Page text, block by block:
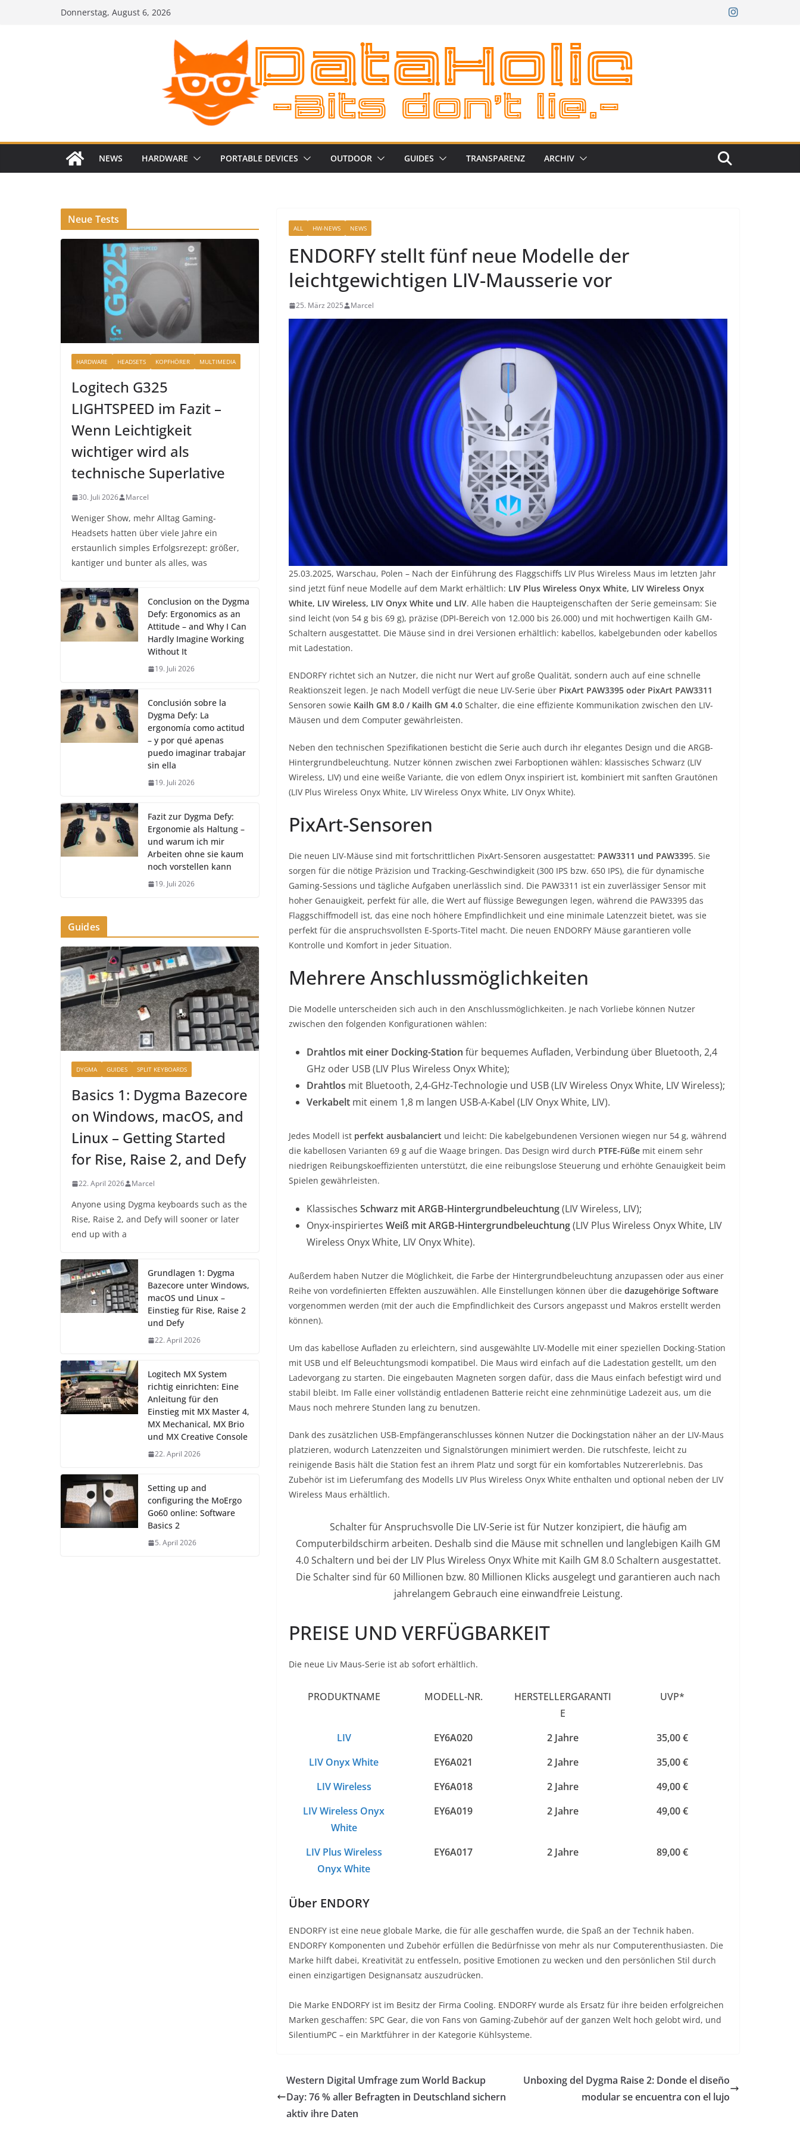
Donnerstag, August 6, 2026
NEWS HARDWARE PORTABLE DEVICES OUTDOOR GUIDES TRANSPARENZ ARCHIV
ALL HW-NEWS NEWS
ENDORFY stellt fünf neue Modelle der
leichtgewichtigen LIV-Mausserie vor
25. März 2025 Marcel
25.03.2025, Warschau, Polen – Nach der Einführung des Flaggschiffs LIV Plus Wireless Maus im letzten Jahr
sind jetzt fünf neue Modelle auf dem Markt erhältlich: LIV Plus Wireless Onyx White, LIV Wireless Onyx
White, LIV Wireless, LIV Onyx White und LIV. Alle haben die Haupteigenschaften der Serie gemeinsam: Sie
sind leicht (von 54 g bis 69 g), präzise (DPI-Bereich von 12.000 bis 26.000) und mit hochwertigen Kailh GM-
Schaltern ausgestattet. Die Mäuse sind in drei Versionen erhältlich: kabellos, kabelgebunden oder kabellos
mit Ladestation.
ENDORFY richtet sich an Nutzer, die nicht nur Wert auf große Qualität, sondern auch auf eine schnelle
Reaktionszeit legen. Je nach Modell verfügt die neue LIV-Serie über PixArt PAW3395 oder PixArt PAW3311
Sensoren sowie Kailh GM 8.0 / Kailh GM 4.0 Schalter, die eine effiziente Kommunikation zwischen den LIV-
Mäusen und dem Computer gewährleisten.
Neben den technischen Spezifikationen besticht die Serie auch durch ihr elegantes Design und die ARGB-
Hintergrundbeleuchtung. Nutzer können zwischen zwei Farboptionen wählen: klassisches Schwarz (LIV
Wireless, LIV) und eine weiße Variante, die von edlem Onyx inspiriert ist, kombiniert mit sanften Grautönen
(LIV Plus Wireless Onyx White, LIV Wireless Onyx White, LIV Onyx White).
PixArt-Sensoren
Die neuen LIV-Mäuse sind mit fortschrittlichen PixArt-Sensoren ausgestattet: PAW3311 und PAW3395. Sie
sorgen für die nötige Präzision und Tracking-Geschwindigkeit (300 IPS bzw. 650 IPS), die für dynamische
Gaming-Sessions und tägliche Aufgaben unerlässlich sind. Die PAW3311 ist ein zuverlässiger Sensor mit
hoher Genauigkeit, perfekt für alle, die Wert auf flüssige Bewegungen legen, während die PAW3395 das
Flaggschiffmodell ist, das eine noch höhere Empfindlichkeit und eine minimale Latenzzeit bietet, was sie
perfekt für die anspruchsvollsten E-Sports-Titel macht. Die neuen ENDORFY Mäuse garantieren volle
Kontrolle und Komfort in jeder Situation.
Mehrere Anschlussmöglichkeiten
Die Modelle unterscheiden sich auch in den Anschlussmöglichkeiten. Je nach Vorliebe können Nutzer
zwischen den folgenden Konfigurationen wählen:
Drahtlos mit einer Docking-Station für bequemes Aufladen, Verbindung über Bluetooth, 2,4
GHz oder USB (LIV Plus Wireless Onyx White);
Drahtlos mit Bluetooth, 2,4-GHz-Technologie und USB (LIV Wireless Onyx White, LIV Wireless);
Verkabelt mit einem 1,8 m langen USB-A-Kabel (LIV Onyx White, LIV).
Jedes Modell ist perfekt ausbalanciert und leicht: Die kabelgebundenen Versionen wiegen nur 54 g, während
die kabellosen Varianten 69 g auf die Waage bringen. Das Design wird durch PTFE-Füße mit einem sehr
niedrigen Reibungskoeffizienten unterstützt, die eine reibungslose Steuerung und erhöhte Genauigkeit beim
Spielen gewährleisten.
Klassisches Schwarz mit ARGB-Hintergrundbeleuchtung(LIV Wireless, LIV);
Onyx-inspiriertes Weiß mit ARGB-Hintergrundbeleuchtung(LIV Plus Wireless Onyx White, LIV
Wireless Onyx White, LIV Onyx White).
Außerdem haben Nutzer die Möglichkeit, die Farbe der Hintergrundbeleuchtung anzupassen oder aus einer
Reihe von vordefinierten Effekten auszuwählen. Alle Einstellungen können über die dazugehörige Software
vorgenommen werden (mit der auch die Empfindlichkeit des Cursors angepasst und Makros erstellt werden
können).
Um das kabellose Aufladen zu erleichtern, sind ausgewählte LIV-Modelle mit einer speziellen Docking-Station
mit USB und elf Beleuchtungsmodi kompatibel. Die Maus wird einfach auf die Ladestation gestellt, um den
Ladevorgang zu starten. Die eingebauten Magneten sorgen dafür, dass die Maus einfach befestigt wird und
stabil bleibt. Im Falle einer vollständig entladenen Batterie reicht eine zehnminütige Ladezeit aus, um die
Maus noch mehrere Stunden lang zu benutzen.
Dank des zusätzlichen USB-Empfängeranschlusses können Nutzer die Dockingstation näher an der LIV-Maus
platzieren, wodurch Latenzzeiten und Signalstörungen minimiert werden. Die rutschfeste, leicht zu
reinigende Basis hält die Station fest an ihrem Platz und sorgt für ein komfortables Nutzererlebnis. Das
Zubehör ist im Lieferumfang des Modells LIV Plus Wireless Onyx White enthalten und optional neben der LIV
Wireless Maus erhältlich.
Schalter für Anspruchsvolle Die LIV-Serie ist für Nutzer konzipiert, die häufig am
Computerbildschirm arbeiten. Deshalb sind die Mäuse mit schnellen und langlebigen Kailh GM
4.0 Schaltern und bei der LIV Plus Wireless Onyx White mit Kailh GM 8.0 Schaltern ausgestattet.
Die Schalter sind für 60 Millionen bzw. 80 Millionen Klicks ausgelegt und garantieren auch nach
jahrelangem Gebrauch eine einwandfreie Leistung.
PREISE UND VERFÜGBARKEIT
Die neue Liv Maus-Serie ist ab sofort erhältlich.
PRODUKTNAME MODELL-NR.
HERSTELLERGARANTI
E
UVP*
LIV EY6A020 2 Jahre
35,00 €
LIV Onyx White
EY6A021 2 Jahre
35,00 €
LIV Wireless
EY6A018 2 Jahre
49,00 €
LIV Wireless Onyx
White
EY6A019 2 Jahre 49,00 €
LIV Plus Wireless
Onyx White
EY6A017 2 Jahre 89,00 €
Über ENDORY
ENDORFY ist eine neue globale Marke, die für alle geschaffen wurde, die Spaß an der Technik haben.
ENDORFY Komponenten und Zubehör erfüllen die Bedürfnisse von mehr als nur Computerenthusiasten. Die
Marke hilft dabei, Kreativität zu entfesseln, positive Emotionen zu wecken und den persönlichen Stil durch
einen einzigartigen Designansatz auszudrücken.
Die Marke ENDORFY ist im Besitz der Firma Cooling. ENDORFY wurde als Ersatz für ihre beiden erfolgreichen
Marken geschaffen: SPC Gear, die von Fans von Gaming-Zubehör auf der ganzen Welt hoch gelobt wird, und
SilentiumPC – ein Marktführer in der Kategorie Kühlsysteme.
Western Digital Umfrage zum World Backup
Day: 76 % aller Befragten in Deutschland sichern
aktiv ihre Daten
Unboxing del Dygma Raise 2: Donde el diseño
modular se encuentra con el lujo
Neue Tests
HARDWARE HEADSETS KOPFHÖRER MULTIMEDIA
Logitech G325
LIGHTSPEED im Fazit –
Wenn Leichtigkeit
wichtiger wird als
technische Superlative
30. Juli 2026 Marcel
Weniger Show, mehr Alltag Gaming-
Headsets hatten über viele Jahre ein
erstaunlich simples Erfolgsrezept: größer,
kantiger und bunter als alles, was
Conclusion on the Dygma
Defy: Ergonomics as an
Attitude – and Why I Can
Hardly Imagine Working
Without It
19. Juli 2026
Conclusión sobre la
Dygma Defy: La
ergonomía como actitud
– y por qué apenas
puedo imaginar trabajar
sin ella
19. Juli 2026
Fazit zur Dygma Defy:
Ergonomie als Haltung –
und warum ich mir
Arbeiten ohne sie kaum
noch vorstellen kann
19. Juli 2026
Guides
DYGMA GUIDES SPLIT KEYBOARDS
Basics 1: Dygma Bazecore
on Windows, macOS, and
Linux – Getting Started
for Rise, Raise 2, and Defy
22. April 2026 Marcel
Anyone using Dygma keyboards such as the
Rise, Raise 2, and Defy will sooner or later
end up with a
Grundlagen 1: Dygma
Bazecore unter Windows,
macOS und Linux –
Einstieg für Rise, Raise 2
und Defy
22. April 2026
Logitech MX System
richtig einrichten: Eine
Anleitung für den
Einstieg mit MX Master 4,
MX Mechanical, MX Brio
und MX Creative Console
22. April 2026
Setting up and
configuring the MoErgo
Go60 online: Software
Basics 2
5. April 2026